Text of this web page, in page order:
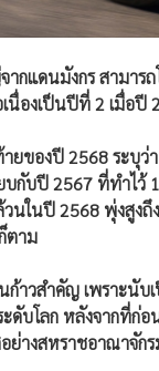
กแดนมังกร สามาร
นื่องเป็นปีที่ 2 เมื่อปี
ยของปี 2568 ระบุ
กับปี 2567 ที่ทำไว้
นในปี 2568 พุ่งสูง
ตาม
ก้าวสำคัญ เพราะนั
ดับโลก หลังจากที่ก่
ย่างสหราชอาณาจัก